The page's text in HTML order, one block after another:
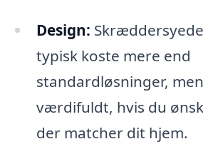
Design:
typisk koste mere end
standardløsninger,
værdifuldt, hvis du
der matcher dit hjem.